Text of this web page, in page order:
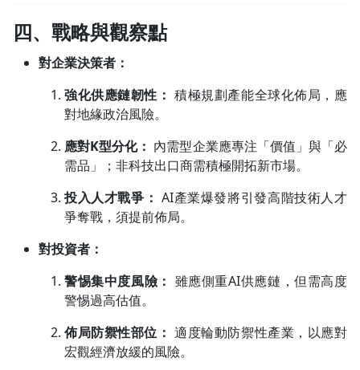
四、 戰略與觀察點
對企業決策者：
強化供應鏈韌性： 積極規劃產能全球化佈局，應
對地緣政治風險。
應對K型分化： 內需型企業應專注「價值」與「必
需品」；非科技出口商需積極開拓新市場。
投入人才戰爭： AI產業爆發將引發高階技術人才
爭奪戰，須提前佈局。
對投資者：
警惕集中度風險： 雖應側重AI供應鏈，但需高度
警惕過高估值。
佈局防禦性部位： 適度輪動防禦性產業，以應對
宏觀經濟放緩的風險。